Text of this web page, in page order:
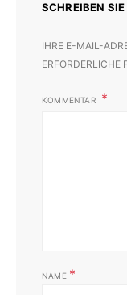
SCHREIBEN
IHRE E-MAIL-
ERFORDERLICHE
KOMMENTAR
NAME *